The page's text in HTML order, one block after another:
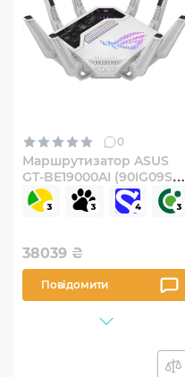
0
Маршрутизатор ASUS
GT-BE19000AI (90IG09S0-
MO9A0V)
38039 ₴
Повідомити